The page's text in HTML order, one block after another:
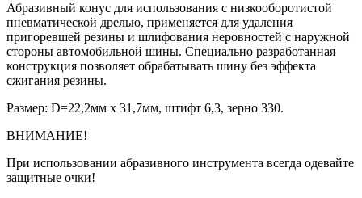
Абразивный конус для использования с низкооборотистой
пневматической дрелью, применяется для удаления
пригоревшей резины и шлифования неровностей с наружной
стороны автомобильной шины. Специально разработанная
конструкция позволяет обрабатывать шину без эффекта
сжигания резины.
Размер: D=22,2мм х 31,7мм, штифт 6,3, зерно 330.
ВНИМАНИЕ!
При использовании абразивного инструмента всегда одевайте
защитные очки!